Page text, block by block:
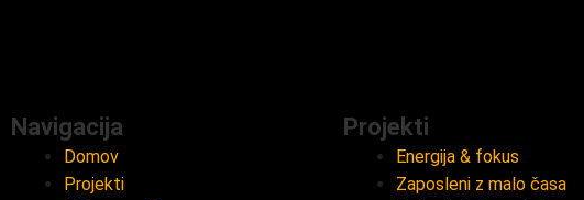
Navigacija
Domov
Projekti
Projekti
Energija & fokus
Zaposleni z malo časa